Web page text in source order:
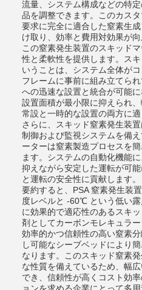
流量、システム構成などの特
品を調整できます。このカス
要求に完全に適合した窒素生
け取り、効率と費用対効果が向
この窒素発生装置のスキッド
性と柔軟性を提供します。ス
いうことは、システム全体が
フレームに事前に組み立てら
への迅速な設置と統合が可能
設置面積が最小限に抑えられ
常設と一時的な設置の両方に適
さらに、スキッド窒素発生装
制御および監視システムを備
ーターは窒素製造プロセスを
ます。システムの自動化機能
抑えながら安定した運転が可
と運転の安全性に貢献します。
要約すると、PSA 窒素発生装
度レベルと -60℃ という低い
に効果的で適応性のあるスキ
剤としてカーボンモレキュラ
効率的かつ信頼性の高い窒素
し可能なシーブベッドにより
なります。このスキッド窒素
な性質を備えているため、幅
でき、信頼性が高くコスト効